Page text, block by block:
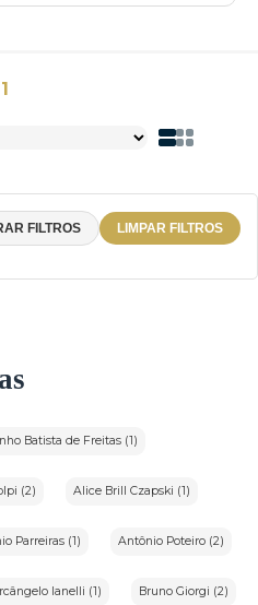
1
FILTROS LIMPAR FILTROS
Batista de Freitas (1)
(2) Alice Brill Czapski (1)
Parreiras (1) Antônio Poteiro (2)
Ianelli (1) Bruno Giorgi (2)